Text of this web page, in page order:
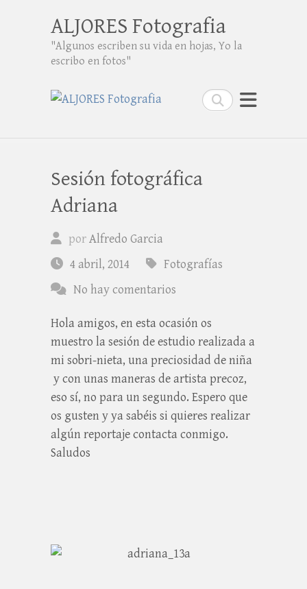
Buscar
ALJORES Fotografia
"Algunos escriben su vida en hojas, Yo la
escribo en fotos"
Sesión fotográfica
Adriana
porAlfredo Garcia
4 abril, 2014
Fotografías
No hay comentarios
Hola amigos, en esta ocasión os
muestro la sesión de estudio realizada a
mi sobri-nieta, una preciosidad de niña
y con unas maneras de artista precoz,
eso sí, no para un segundo. Espero que
os gusten y ya sabéis si quieres realizar
algún reportaje contacta conmigo.
Saludos